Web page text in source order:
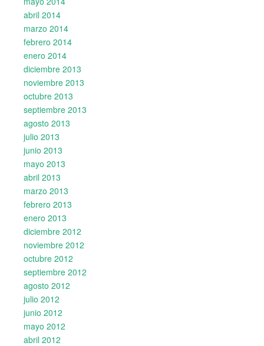
abril 2014
marzo 2014
febrero 2014
enero 2014
diciembre 2013
noviembre 2013
octubre 2013
septiembre 2013
agosto 2013
julio 2013
junio 2013
mayo 2013
abril 2013
marzo 2013
febrero 2013
enero 2013
diciembre 2012
noviembre 2012
octubre 2012
septiembre 2012
agosto 2012
julio 2012
junio 2012
mayo 2012
abril 2012